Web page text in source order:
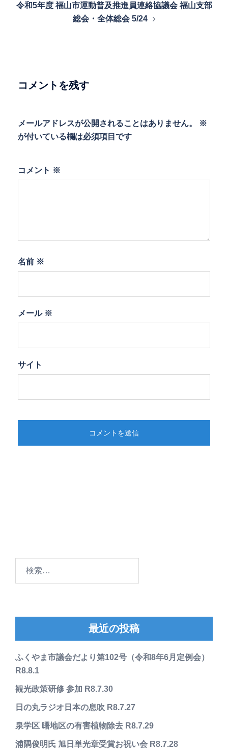
ビ
ン
令和5年度 福山市運動普及推進員連絡協議会 福山支部
総会・全体総会 5/24
コメントを残す
メールアドレスが公開されることはありません。
※
が付いている欄は必須項目です
コメント ※
名前 ※
メール ※
サイト
最近の投稿
ふくやま市議会だより第102号（令和8年6月定例会）
R8.8.1
観光政策研修 参加 R8.7.30
日の丸ラジオ日本の息吹 R8.7.27
泉学区 曙地区の有害植物除去 R8.7.29
浦隅俊明氏 旭日単光章受賞お祝い会 R8.7.28